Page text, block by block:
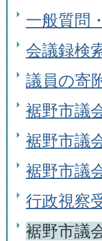
一般質問
会議録検
議員の寄
裾野市議
裾野市議
裾野市議
行政視察
裾野市議